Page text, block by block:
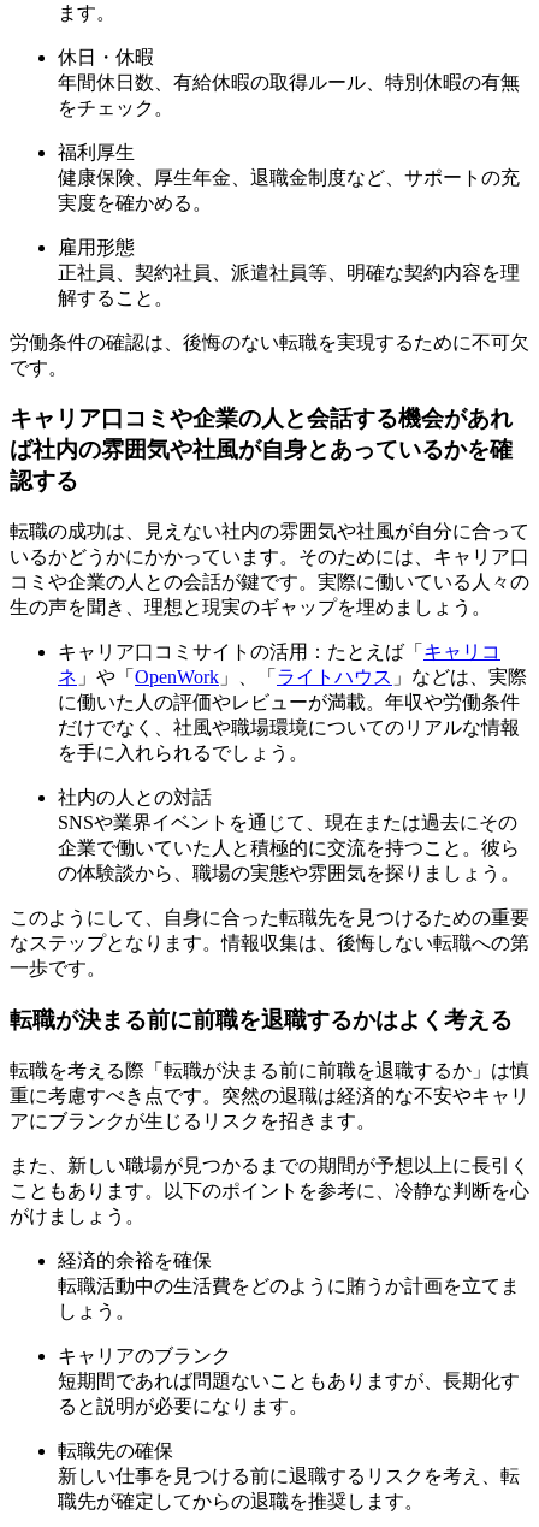
ます。
休日・休暇
年間休日数、有給休暇の取得ルール、特別休暇の有無
をチェック。
福利厚生
健康保険、厚生年金、退職金制度など、サポートの充
実度を確かめる。
雇用形態
正社員、契約社員、派遣社員等、明確な契約内容を理
解すること。
労働条件の確認は、後悔のない転職を実現するために不可欠
です。
キャリア口コミや企業の人と会話する機会があれ
ば社内の雰囲気や社風が自身とあっているかを確
認する
転職の成功は、見えない社内の雰囲気や社風が自分に合って
いるかどうかにかかっています。そのためには、キャリア口
コミや企業の人との会話が鍵です。実際に働いている人々の
生の声を聞き、理想と現実のギャップを埋めましょう。
キャリア口コミサイトの活用：たとえば「 キャリコ
ネ 」や「 OpenWork 」、「 ライトハウス 」などは、実際
に働いた人の評価やレビューが満載。年収や労働条件
だけでなく、社風や職場環境についてのリアルな情報
を手に入れられるでしょう。
社内の人との対話
SNSや業界イベントを通じて、現在または過去にその
企業で働いていた人と積極的に交流を持つこと。彼ら
の体験談から、職場の実態や雰囲気を探りましょう。
このようにして、自身に合った転職先を見つけるための重要
なステップとなります。情報収集は、後悔しない転職への第
一歩です。
転職が決まる前に前職を退職するかはよく考える
転職を考える際「転職が決まる前に前職を退職するか」は慎
重に考慮すべき点です。突然の退職は経済的な不安やキャリ
アにブランクが生じるリスクを招きます。
また、新しい職場が見つかるまでの期間が予想以上に長引く
こともあります。以下のポイントを参考に、冷静な判断を心
がけましょう。
経済的余裕を確保
転職活動中の生活費をどのように賄うか計画を立てま
しょう。
キャリアのブランク
短期間であれば問題ないこともありますが、長期化す
ると説明が必要になります。
転職先の確保
新しい仕事を見つける前に退職するリスクを考え、転
職先が確定してからの退職を推奨します。